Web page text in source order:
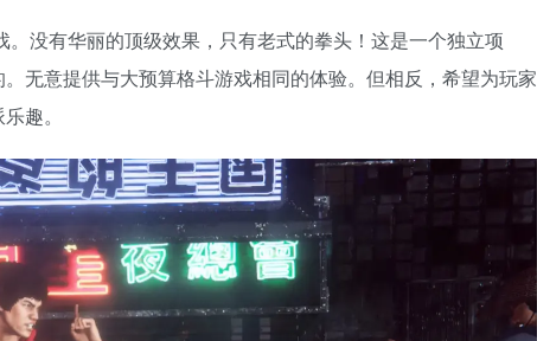
没有华丽的顶级效果，只有老式的拳头！这是一个独立项
无意提供与大预算格斗游戏相同的体验。但相反，希望为玩家
趣。